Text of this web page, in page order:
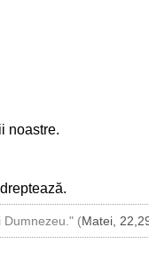
noastre.
Dumnezeu." (Matei,